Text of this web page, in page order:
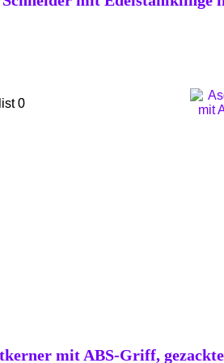
0
mit ABS-Griff,
0